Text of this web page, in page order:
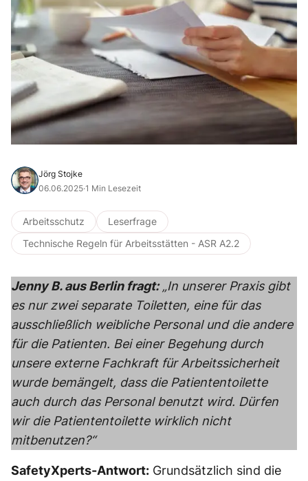
Jörg Stojke
06.06.2025·1 Min Lesezeit
Arbeitsschutz
Leserfrage
Technische Regeln für Arbeitsstätten - ASR A2.2
Jenny B. aus Berlin fragt:„In unserer Praxis gibt
es nur zwei separate Toiletten, eine für das
ausschließlich weibliche Personal und die andere
für die Patienten. Bei einer Begehung durch
unsere externe Fachkraft für Arbeitssicherheit
wurde bemängelt, dass die Patiententoilette
auch durch das Personal benutzt wird. Dürfen
wir die Patiententoilette wirklich nicht
mitbenutzen?“
SafetyXperts-Antwort: Grundsätzlich sind die